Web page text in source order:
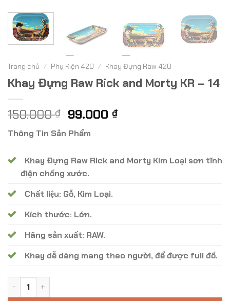
Trang chủ / Phụ Kiện 420 / Khay Đựng Raw 420
Khay Đựng Raw Rick and Morty KR – 14
150.000₫ Giá
gốc
là:
99.000 ₫Giá
99.000 ₫.
Thông Tin Sản Phẩm
Khay Đựng Raw Rick and Morty Kim Loại sơn tĩnh
điện chống xước.
Chất liệu: Gỗ, Kim Loại.
Kích thước: Lớn.
Hãng sản xuất: RAW.
Khay dễ dàng mang theo người, để được full đồ.
Khay Đựng Raw Rick and Morty KR - 14 số lượng